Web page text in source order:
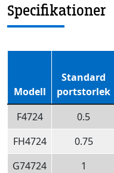
Specifikationer
Modell
Standard
portstorlek
F4724
0.5
FH4724
0.75
G74724
1